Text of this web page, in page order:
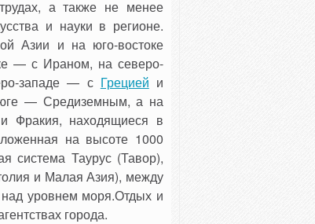
а также не менее
и науки в регионе.
Азии и на юго-востоке
— с Ираном, на северо-
западе — с Грецией и
— Средиземным, а на
находящиеся в
на высоте 1000
система Таурус (Тавор),
и Малая Азия), между
уровнем моря.Отдых и
города.